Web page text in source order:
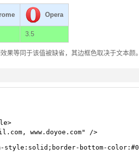
Opera
3.5
果等同于该值被缺省，其边框色取决于文本颜。